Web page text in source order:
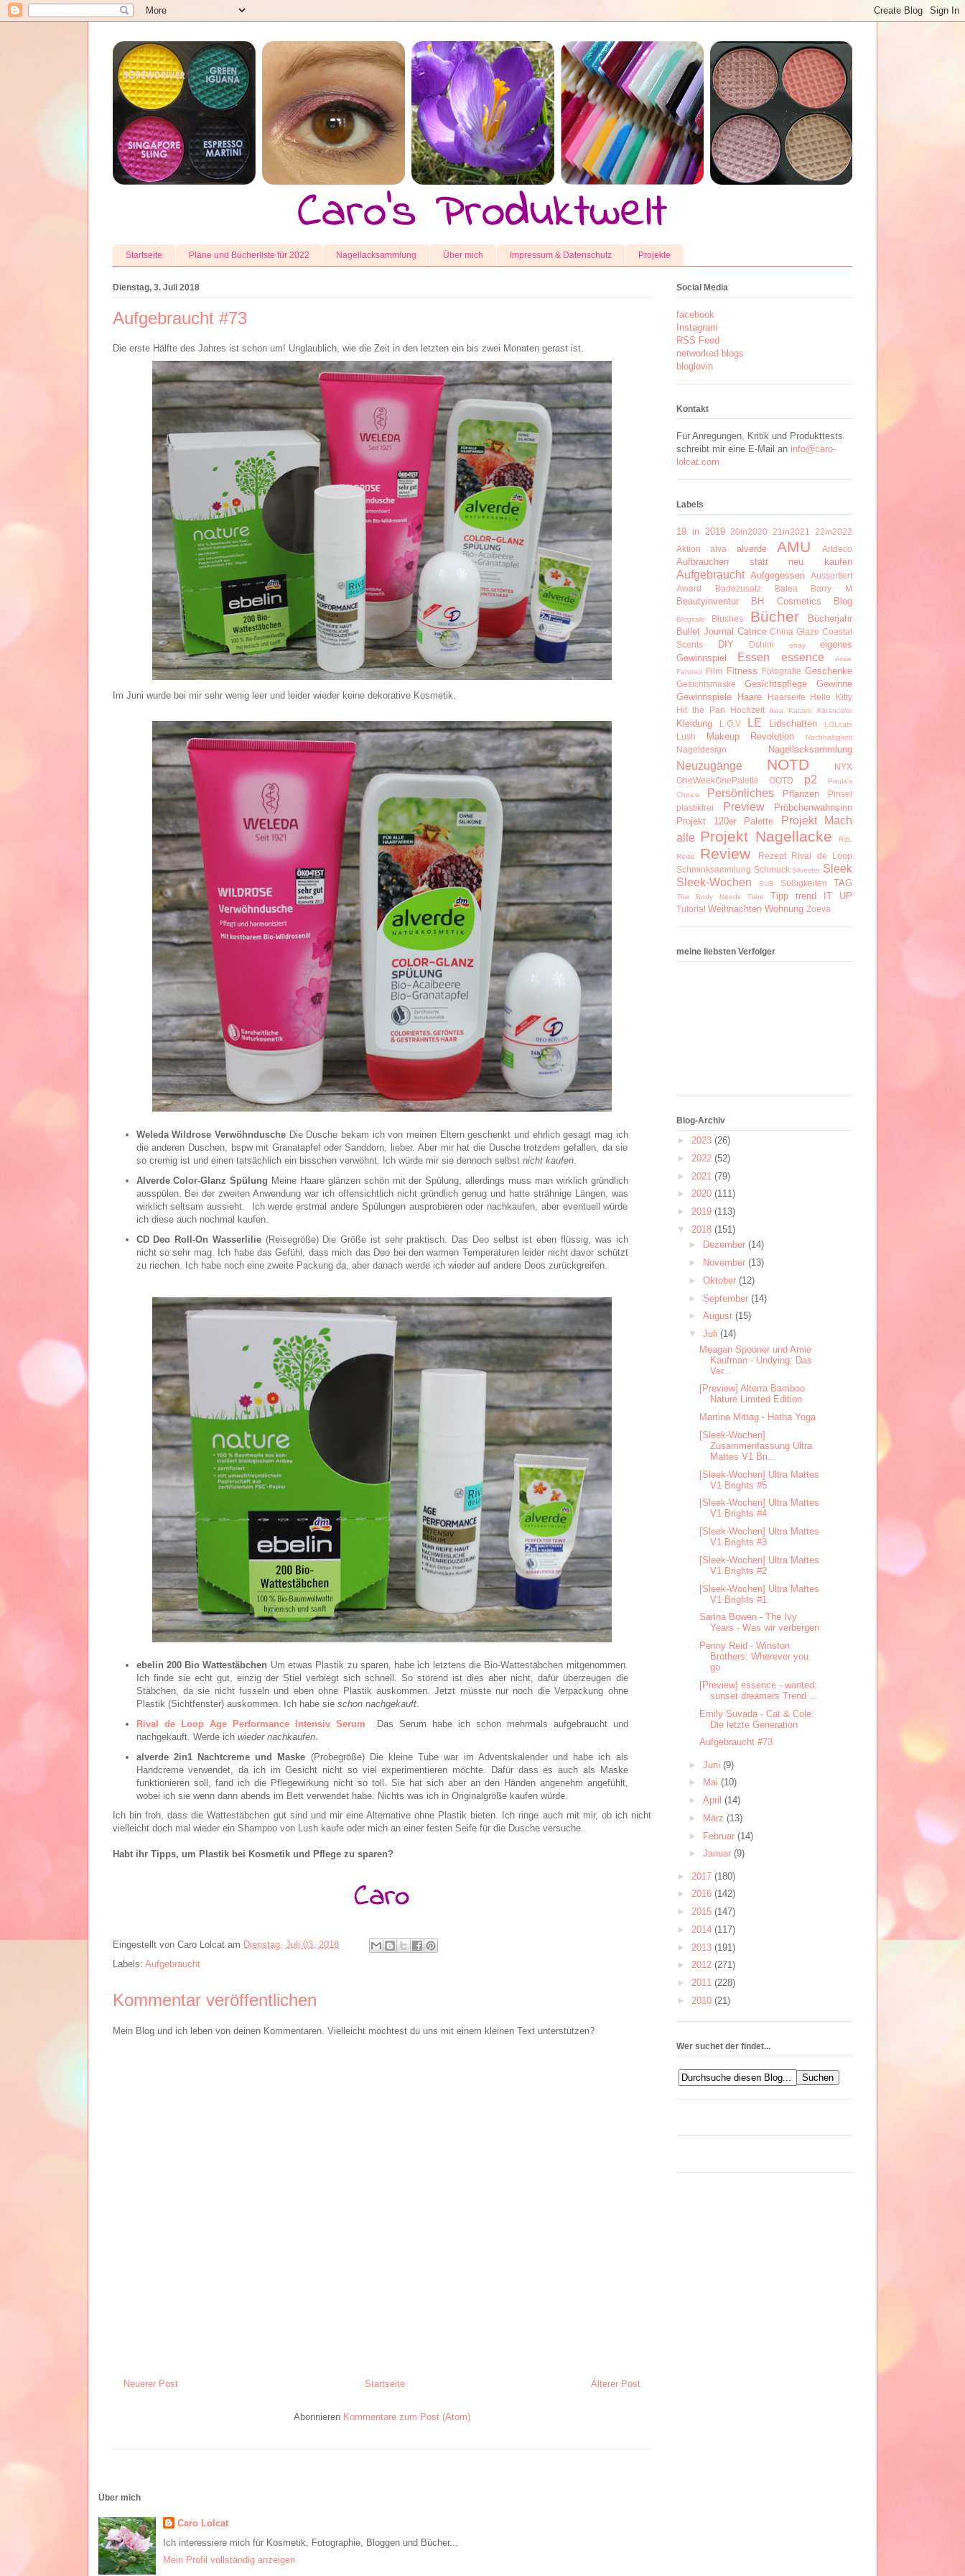
Startseite Pläne und Bücherliste für 2022 Nagellacksammlung Über mich Impressum & Datenschutz Projekte
Dienstag, 3. Juli 2018
Aufgebraucht #73
Die erste Hälfte des Jahres ist schon um! Unglaublich, wie die Zeit in den letzten ein bis zwei Monaten gerast ist.
Im Juni wurde bei mir sehr wenig leer und leider wieder keine dekorative Kosmetik.
Weleda Wildrose VerwöhnduscheDie Dusche bekam ich von meinen Eltern geschenkt und ehrlich gesagt mag ich
die anderen Duschen, bspw mit Granatapfel oder Sanddorn, lieber. Aber mir hat die Dusche trotzdem gefallen, da sie
so cremig ist und einen tatsächlich ein bisschen verwöhnt. Ich würde mir sie dennoch selbst nicht kaufen.
Alverde Color-Glanz Spülung Meine Haare glänzen schön mit der Spülung, allerdings muss man wirklich gründlich
ausspülen. Bei der zweiten Anwendung war ich offensichtlich nicht gründlich genug und hatte strähnige Längen, was
wirklich seltsam aussieht. Ich werde erstmal andere Spülungen ausprobieren oder nachkaufen, aber eventuell würde
ich diese auch nochmal kaufen.
CD Deo Roll-On Wasserlilie(Reisegröße) Die Größe ist sehr praktisch. Das Deo selbst ist eben flüssig, was ich
nicht so sehr mag. Ich habe das Gefühl, dass mich das Deo bei den warmen Temperaturen leider nicht davor schützt
zu riechen. Ich habe noch eine zweite Packung da, aber danach werde ich wieder auf andere Deos zurückgreifen.
ebelin 200 Bio Wattestäbchen Um etwas Plastik zu sparen, habe ich letztens die Bio-Wattestäbchen mitgenommen.
Ich finde sie echt gut, einzig der Stiel verbiegt sich schnell. So störend ist dies aber nicht, dafür überzeugen die
Stäbchen, da sie nicht fusseln und eben ohne Plastik auskommen. Jetzt müsste nur noch die Verpackung ohne
Plastik (Sichtfenster) auskommen. Ich habe sie schon nachgekauft.
Rival de Loop Age Performance Intensiv Serum
Das Serum habe ich schon mehrmals aufgebraucht und
nachgekauft. Werde ich wieder nachkaufen.
alverde 2in1 Nachtcreme und Maske (Probegröße) Die kleine Tube war im Adventskalender und habe ich als
Handcreme verwendet, da ich im Gesicht nicht so viel experimentieren möchte. Dafür dass es auch als Maske
funktionieren soll, fand ich die Pflegewirkung nicht so toll. Sie hat sich aber an den Händen angenehm angefühlt,
wobei ich sie wenn dann abends im Bett verwendet habe. Nichts was ich in Originalgröße kaufen würde.
Ich bin froh, dass die Wattestäbchen gut sind und mir eine Alternative ohne Plastik bieten. Ich ringe auch mit mir, ob ich nicht
vielleicht doch mal wieder ein Shampoo von Lush kaufe oder mich an einer festen Seife für die Dusche versuche.
Habt ihr Tipps, um Plastik bei Kosmetik und Pflege zu sparen?
Eingestellt von Caro Lolcat am Dienstag, Juli 03, 2018
Labels: Aufgebraucht
Kommentar veröffentlichen
Mein Blog und ich leben von deinen Kommentaren. Vielleicht möchtest du uns mit einem kleinen Text unterstützen?
Neuerer Post Älterer Post
Startseite
Abonnieren Kommentare zum Post (Atom)
Social Media
facebook
Instagram
RSS Feed
networked blogs
bloglovin
Kontakt
Für Anregungen, Kritik und Produkttests
schreibt mir eine E-Mail an info@caro-
lolcat.com
Labels
19 in 2019 20in2020 21in2021
22in2022
Aktion
alva alverde AMU Artdeco
Aufbrauchen statt neu kaufen
Aufgebraucht Aufgegessen
Aussortiert
Award
Badezusatz Balea Barry M
Beautyinventur BH Cosmetics Blog
Blogsale Blushes Bücher
Bücherjahr
Bullet Journal Catrice China Glaze Coastal
Scents
DIY Dshini ebay
eigenes
Gewinnspiel
Essen essence
essie
Fahrrad
Film Fitness Fotografie Geschenke
Gesichtsmaske Gesichtspflege
Gewinne
Gewinnspiele
Haare Haarseife
Hello Kitty
Hit the Pan
Hochzeit Ikea Katzen Kleancolor
Kleidung L.O.V LE Lidschatten LOLcats
Lush Makeup Revolution Nachhaltigkeit
Nageldesign Nagellacksammlung
Neuzugänge NOTD
NYX
OneWeekOnePalette
OOTD p2
Paula's
Choice
Persönliches Pflanzen
Pinsel
plastikfrei
Preview
Pröbchenwahnsinn
Projekt 120er Palette
Projekt Mach
alle Projekt Nagellacke RdL
Reise Review Rezept
Rival de Loop
Schminksammlung Schmuck Silvester Sleek
Sleek-Wochen
SUB Süßigkeiten TAG
The Body Needs Tiere Tipp trend IT UP
Tutorial Weihnachten Wohnung Zoeva
meine liebsten Verfolger
Blog-Archiv
► 2023 (26)
► 2022 (52)
► 2021 (79)
► 2020 (111)
► 2019 (113)
▼ 2018 (151)
►
Dezember (14)
►
November (13)
► Oktober (12)
► September (14)
► August (15)
▼ Juli (14)
Meagan Spooner und Amie
Kaufman - Undying: Das
Ver...
[Preview] Alterra Bamboo
Nature Limited Edition
Martina Mittag - Hatha Yoga
[Sleek-Wochen]
Zusammenfassung Ultra
Mattes V1 Bri...
[Sleek-Wochen] Ultra Mattes
V1 Brights #5
[Sleek-Wochen] Ultra Mattes
V1 Brights #4
[Sleek-Wochen] Ultra Mattes
V1 Brights #3
[Sleek-Wochen] Ultra Mattes
V1 Brights #2
[Sleek-Wochen] Ultra Mattes
V1 Brights #1
Sarina Bowen - The Ivy
Years - Was wir verbergen
Penny Reid - Winston
Brothers: Wherever you
go
[Preview] essence - wanted:
sunset dreamers Trend ...
Emily Suvada - Cat & Cole:
Die letzte Generation
Aufgebraucht #73
► Juni (9)
►
Mai (10)
► April (14)
►
März (13)
► Februar (14)
► Januar (9)
► 2017 (180)
► 2016 (142)
► 2015 (147)
► 2014 (117)
► 2013 (191)
► 2012 (271)
► 2011 (228)
► 2010 (21)
Wer suchet der findet...
Über mich
Caro Lolcat
Ich interessiere mich für Kosmetik, Fotographie, Bloggen und Bücher...
Mein Profil vollständig anzeigen